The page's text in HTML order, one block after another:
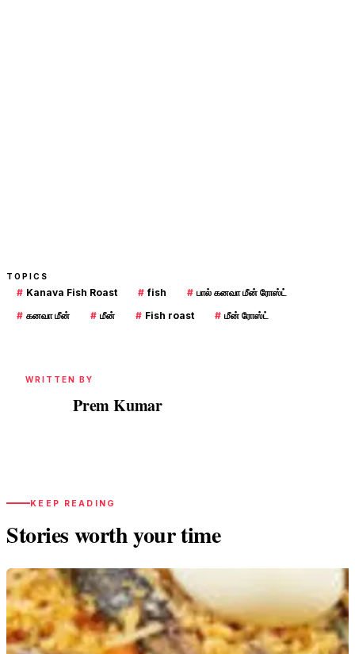
TOPICS
# Kanava Fish Roast # fish # பால் கனவா மீன் ரோஸ்ட்
# கனவா மீன் # மீன் # Fish roast # மீன் ரோஸ்ட்
WRITTEN BY
Prem Kumar
KEEP READING
Stories worth your time